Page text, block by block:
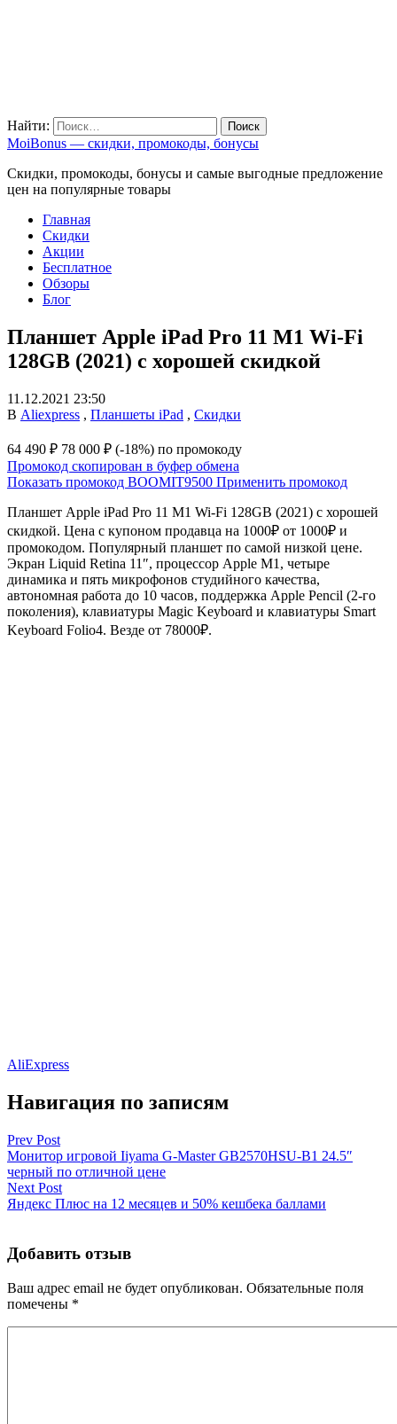
Найти:
MoiBonus — скидки, промокоды, бонусы
Скидки, промокоды, бонусы и самые выгодные предложение
цен на популярные товары
Главная
Скидки
Акции
Бесплатное
Обзоры
Блог
Планшет Apple iPad Pro 11 M1 Wi-Fi
128GB (2021) с хорошей скидкой
11.12.2021 23:50
В Aliexpress , Планшеты iPad , Скидки
64 490 ₽ 78 000 ₽ (-18%) по промокоду
Промокод скопирован в буфер обмена
Показать промокод BOOMIT9500 Применить промокод
Планшет Apple iPad Pro 11 M1 Wi-Fi 128GB (2021) с хорошей
скидкой. Цена с купоном продавца на 1000₽ от 1000₽ и
промокодом. Популярный планшет по самой низкой цене.
Экран Liquid Retina 11″, процессор Apple M1, четыре
динамика и пять микрофонов студийного качества,
автономная работа до 10 часов, поддержка Apple Pencil (2‑го
поколения), клавиатуры Magic Keyboard и клавиатуры Smart
Keyboard Folio4. Везде от 78000₽.
AliExpress
Навигация по записям
Prev Post
Монитор игровой Iiyama G-Master GB2570HSU-B1 24.5″
черный по отличной цене
Next Post
Яндекс Плюс на 12 месяцев и 50% кешбека баллами
Добавить отзыв
Ваш адрес email не будет опубликован. Обязательные поля
помечены *